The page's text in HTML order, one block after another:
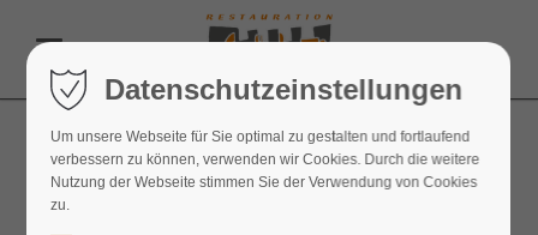
Datenschutzeinstellungen
Um unsere Webseite für Sie optimal zu gestalten und fortlaufend
verbessern zu können, verwenden wir Cookies. Durch die weitere
Nutzung der Webseite stimmen Sie der Verwendung von Cookies
zu.
AGB
Restauration Festung Königstein GmbH